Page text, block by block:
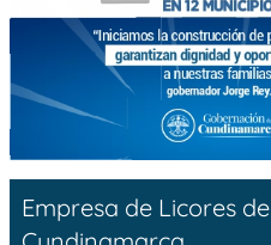
Empresa de Licores de